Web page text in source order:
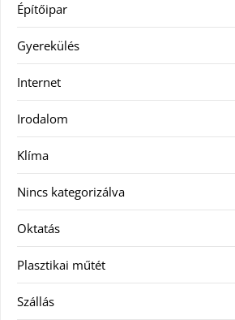
Építőipar
Gyerekülés
Internet
Irodalom
Klíma
Nincs kategorizálva
Oktatás
Plasztikai műtét
Szállás